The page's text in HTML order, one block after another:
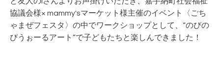
協議会様× mammy'sマーケット様主催のイベント
〈ごち
ゃまぜフェスタ〉の中でワークショップとして、“のびの
びうぉーるアート”で子どもたちと楽しんできました！